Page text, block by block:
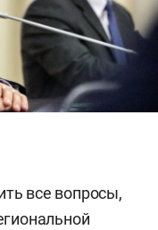
все вопросы,